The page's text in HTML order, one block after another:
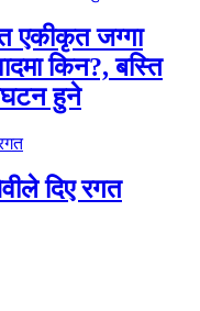
एकीकृत जग्गा
किन?, बस्ति
हुने
दिए रगत